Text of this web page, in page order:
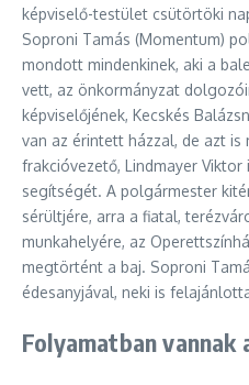
képviselő-testület csütörtöki
Soproni Tamás (Momentum)
mondott mindenkinek, aki a
vett, az önkormányzat
képviselőjének, Kecskés
van az érintett házzal, de azt
frakcióvezető, Lindmayer
segítségét. A polgármester
sérültjére, arra a fiatal,
munkahelyére, az
megtörtént a baj. Soproni
édesanyjával, neki is
Folyamatban vannak